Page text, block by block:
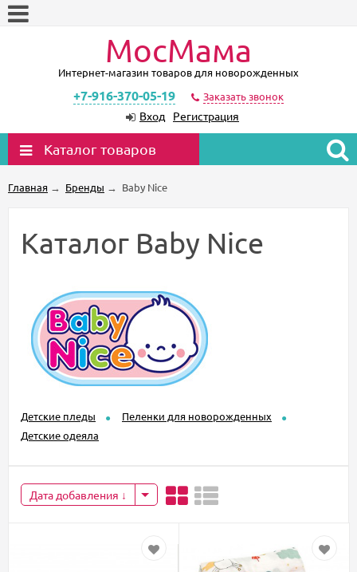
МосМама
Интернет-магазин товаров для новорожденных
+7-916-370-05-19 Заказать звонок
Вход Регистрация
Каталог товаров
Главная → Бренды → Baby Nice
Каталог Baby Nice
Детские пледы
Пеленки для новорожденных
Детские одеяла
Дата добавления